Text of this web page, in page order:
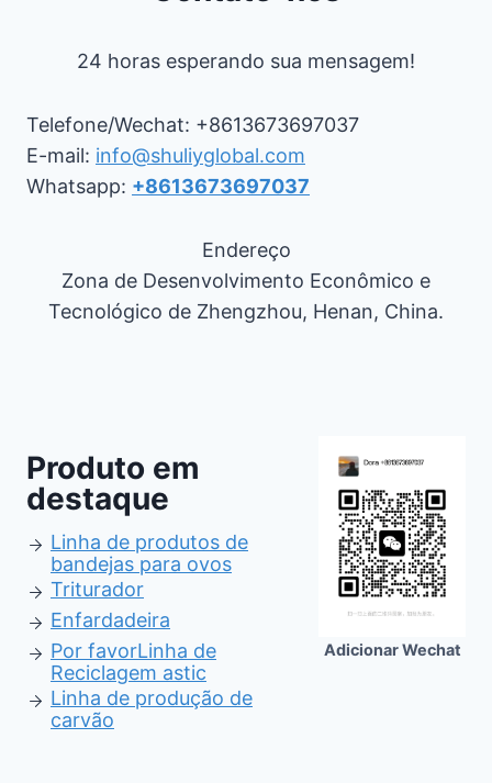
24 horas esperando sua mensagem!
Telefone/Wechat: +8613673697037
E-mail: info@shuliyglobal.com
Whatsapp: +8613673697037
Endereço
Zona de Desenvolvimento Econômico e
Tecnológico de Zhengzhou, Henan, China.
Produto em
destaque
Linha de produtos de
bandejas para ovos
Triturador
Enfardadeira
Por favorLinha de
Reciclagem astic
Linha de produção de
carvão
Adicionar Wechat